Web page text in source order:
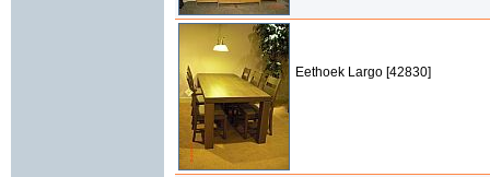
Eethoek Largo [42830]